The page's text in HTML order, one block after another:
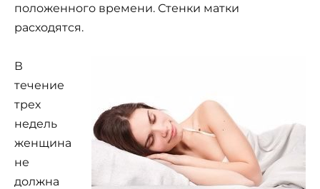
положенного времени. Стенки матки
расходятся.
В
течение
трех
недель
женщина
не
должна